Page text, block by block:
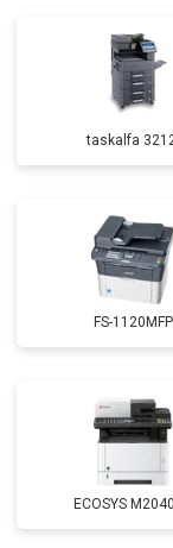
taskalfa
FS-1120MFP
ECOSYS